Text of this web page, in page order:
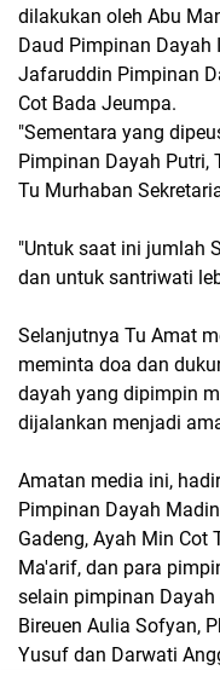
dilakukan oleh Abu
Daud Pimpinan Dayah
Jafaruddin Pimpinan
Cot Bada Jeumpa.
"Sementara yang
Pimpinan Dayah Putri,
Tu Murhaban
"Untuk saat ini jumlah
dan untuk santriwati
Selanjutnya Tu Amat
meminta doa dan
dayah yang dipimpin
dijalankan menjadi
Amatan media ini,
Pimpinan Dayah
Gadeng, Ayah Min Cot
Ma'arif, dan para
selain pimpinan
Bireuen Aulia Sofyan,
Yusuf dan Darwati